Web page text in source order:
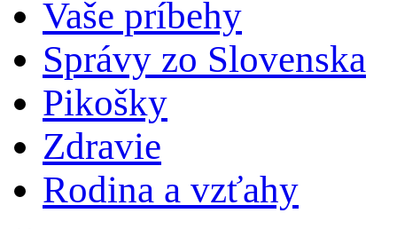
Svet opatrovateliek
Životný štýl
Recepty
Vaše príbehy
Správy zo Slovenska